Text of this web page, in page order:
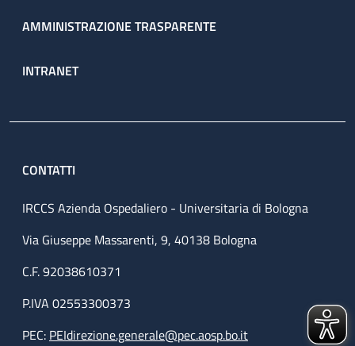
AMMINISTRAZIONE TRASPARENTE
INTRANET
CONTATTI
IRCCS Azienda Ospedaliero - Universitaria di Bologna
Via Giuseppe Massarenti, 9, 40138 Bologna
C.F. 92038610371
P.IVA 02553300373
PEC: PEIdirezione.generale@pec.aosp.bo.it